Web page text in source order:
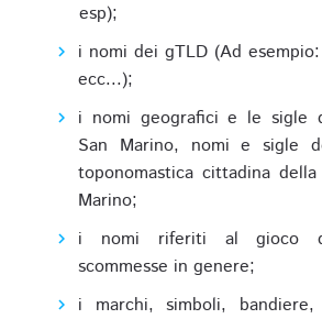
esp);
i nomi dei gTLD (Ad
ecc...);
i nomi geografici e le sigle
San Marino, nomi e sigle
toponomastica cittadina
Marino;
i nomi riferiti al gioco
scommesse in genere;
i marchi, simboli,